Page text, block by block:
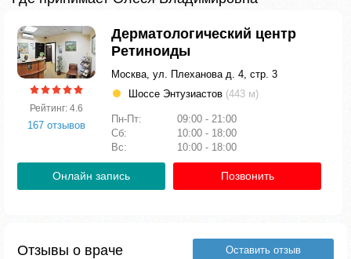
Рейтинг: 4.6
167 отзывов
Дерматологический центр
Ретиноиды
Москва, ул. Плеханова д. 4, стр. 3
Шоссе Энтузиастов (443 м)
Пн-Пт:
09:00 - 21:00
Сб:
10:00 - 18:00
Вс:
10:00 - 18:00
Онлайн запись Позвонить
Отзывы о враче Оставить отзыв